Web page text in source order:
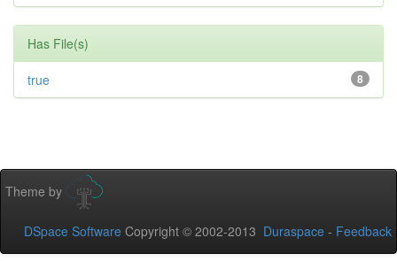
Has File(s)
8
true
Theme by
DSpace Software Copyright © 2002-2013 Duraspace - Feedback